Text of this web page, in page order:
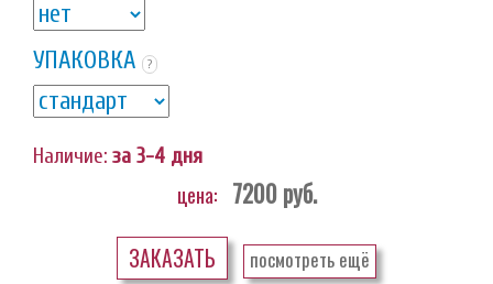
УПАКОВКА ?
Наличие: за 3-4 дня
цена: 7200руб.
ЗАКАЗАТЬ посмотреть ещё